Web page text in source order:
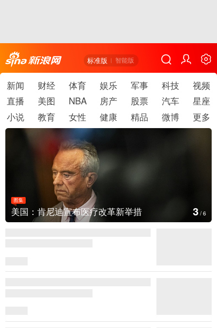
标准版 智能版
新闻 财经 体育 娱乐 军事 科技
视频
直播
美图 NBA 房产 股票 汽车
星座
小说
教育 女性 健康 精品 微博 更多
图集
美国：肯尼迪宣布医疗改革新举措 3 /6